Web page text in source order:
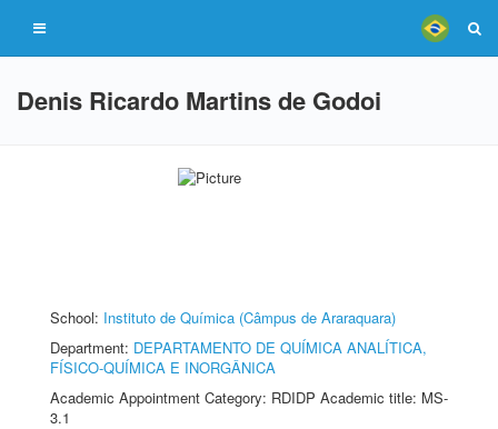
Denis Ricardo Martins de Godoi
School: Instituto de Química (Câmpus de Araraquara)
Department: DEPARTAMENTO DE QUÍMICA ANALÍTICA,
FÍSICO-QUÍMICA E INORGÂNICA
Academic Appointment Category: RDIDP Academic title: MS-
3.1